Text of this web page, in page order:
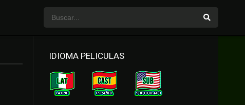
IDIOMA PELICULAS